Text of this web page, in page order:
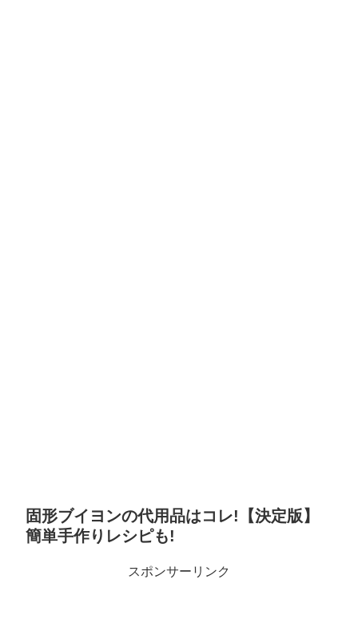
固形ブイヨンの代用品はコレ!【決定版】
簡単手作りレシピも!
スポンサーリンク